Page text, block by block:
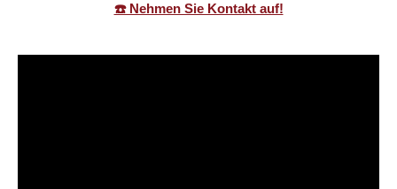
☎️ Nehmen Sie Kontakt auf!